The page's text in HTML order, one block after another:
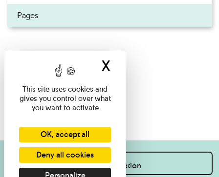
Pages
I want information
This site uses cookies and
gives you control over what
you want to activate
OK, accept all
Deny all cookies
X